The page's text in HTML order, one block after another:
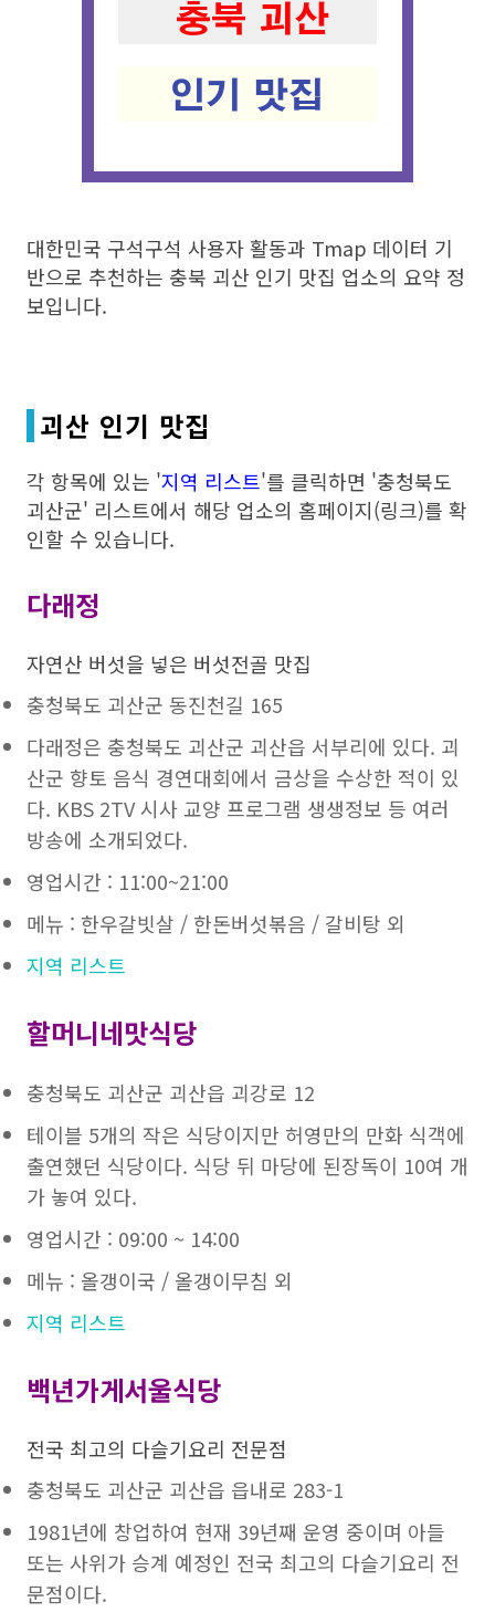
대한민국 구석구석 사용자 활동과 Tmap 데이터 기
반으로 추천하는 충북 괴산 인기 맛집 업소의 요약 정
보입니다.
괴산 인기 맛집
각 항목에 있는 '지역 리스트'를 클릭하면 '충청북도
괴산군' 리스트에서 해당 업소의 홈페이지(링크)를 확
인할 수 있습니다.
다래정
자연산 버섯을 넣은 버섯전골 맛집
충청북도 괴산군 동진천길 165
다래정은 충청북도 괴산군 괴산읍 서부리에 있다. 괴
산군 향토 음식 경연대회에서 금상을 수상한 적이 있
다. KBS 2TV 시사 교양 프로그램 생생정보 등 여러
방송에 소개되었다.
영업시간 : 11:00~21:00
메뉴 : 한우갈빗살 / 한돈버섯볶음 / 갈비탕 외
지역 리스트
할머니네맛식당
충청북도 괴산군 괴산읍 괴강로 12
테이블 5개의 작은 식당이지만 허영만의 만화 식객에
출연했던 식당이다. 식당 뒤 마당에 된장독이 10여 개
가 놓여 있다.
영업시간 : 09:00 ~ 14:00
메뉴 : 올갱이국 / 올갱이무침 외
지역 리스트
백년가게서울식당
전국 최고의 다슬기요리 전문점
충청북도 괴산군 괴산읍 읍내로 283-1
1981년에 창업하여 현재 39년째 운영 중이며 아들
또는 사위가 승계 예정인 전국 최고의 다슬기요리 전
문점이다.